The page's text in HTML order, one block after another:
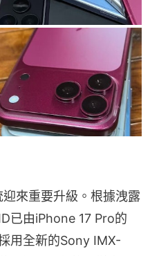
來重要升級。根據洩露
已由iPhone 17 Pro的
用全新的Sony IMX-